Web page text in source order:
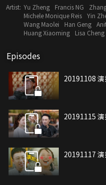
Artist: Yu Zheng Francis NG
Michele Monique Reis Yin
Wang Maolei
Han Geng
Huang Xiaoming
Lisa Cheng
Episodes